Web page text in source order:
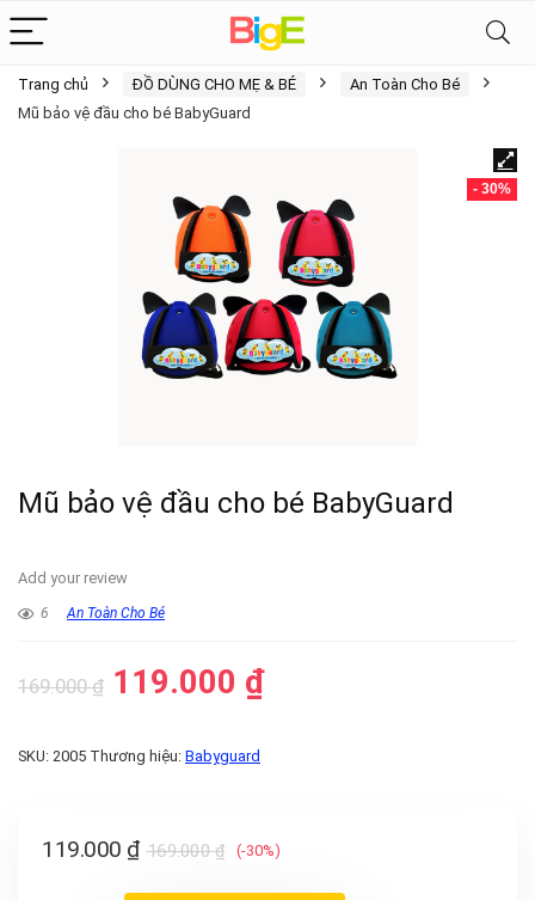
Trang chủ ĐỒ DÙNG CHO MẸ & BÉ
An Toàn Cho Bé
Mũ bảo vệ đầu cho bé BabyGuard
- 30%
Mũ bảo vệ đầu cho bé BabyGuard
Add your review
6 An Toàn Cho Bé
169.000₫ 119.000 ₫
SKU: 2005 Thương hiệu: Babyguard
169.000₫
119.000 ₫ (-30%)